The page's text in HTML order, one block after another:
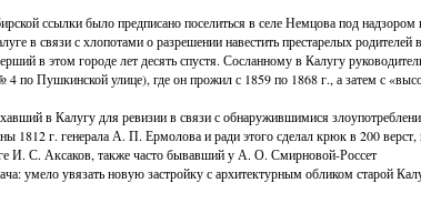
ссылки было предписано поселиться в селе Немцова под надзором
в связи с хлопотами о разрешении навестить престарелых родителей
в этом городе лет десять спустя. Сосланному в Калугу
Пушкинской улице), где он прожил с 1859 по 1868 г., а затем с
в Калугу для ревизии в связи с обнаружившимися
г. генерала А. П. Ермолова и ради этого сделал крюк в 200
И. С. Аксаков, также часто бывавший у А. О. Смирновой-Россет
умело увязать новую застройку с архитектурным обликом старой